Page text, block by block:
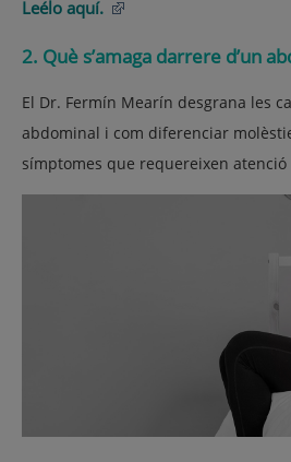
Leélo aquí.
2. Què s’amaga darrere d’un
El Dr. Fermín Mearín desgrana les
abdominal i com diferenciar
símptomes que requereixen atenció